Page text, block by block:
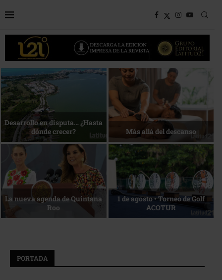
Bottega, un viaje servido a la
mesa
Energía que Impulsa la
competitividad
Reconocimiento de viajeros La esencia del servicio
PORTADA